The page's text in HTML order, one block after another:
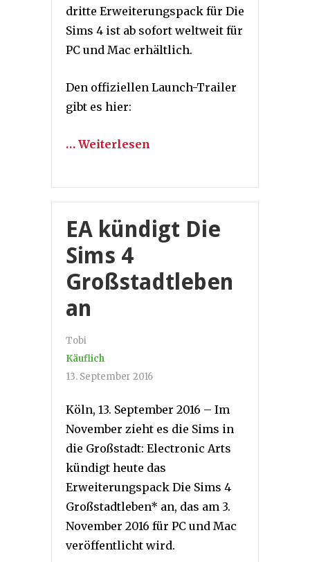
dritte Erweiterungspack für Die
Sims 4 ist ab sofort weltweit für
PC und Mac erhältlich.
Den offiziellen Launch-Trailer
gibt es hier:
… Weiterlesen
EA kündigt Die
Sims 4
Großstadtleben
an
Tobi
Käuflich
13. September 2016
Köln, 13. September 2016 – Im
November zieht es die Sims in
die Großstadt: Electronic Arts
kündigt heute das
Erweiterungspack Die Sims 4
Großstadtleben* an, das am 3.
November 2016 für PC und Mac
veröffentlicht wird.